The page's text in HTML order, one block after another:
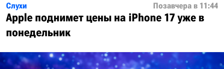
Слухи Позавчера в 11:44
Apple поднимет цены на iPhone 17 уже в
понедельник